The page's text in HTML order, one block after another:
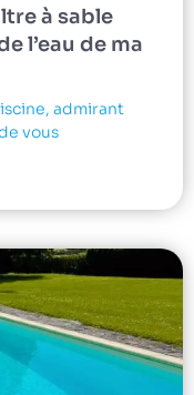
à sable
l’eau de ma
admirant
vous